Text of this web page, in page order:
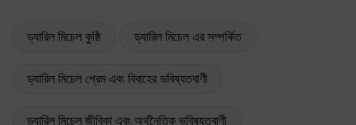
ড্যারিল মিচেল কুষ্ঠি ড্যারিল মিচেল এর সম্পর্কিত
ড্যারিল মিচেল প্রেম এবং বিবাহের ভবিষ্যতবাণী
ড্যারিল মিচেল জীবিকা এবং অর্থনৈতিক ভবিষ্যতবাণী